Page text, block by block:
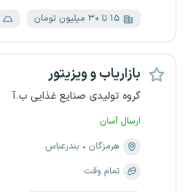
۱۵ تا ۳۰ میلیون تومان
بازاریاب و ویزیتور
گروه تولیدی صنایع غذایی ب.آ
ارسال آسان
هرمزگان
بندرعباس
تمام وقت